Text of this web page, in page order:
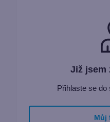
Již jsem
Přihlaste se do
Můj